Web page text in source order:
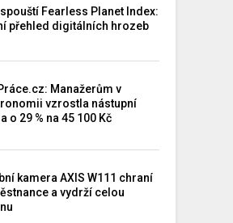
spouští Fearless Planet Index:
přehled digitálních hrozeb
Manažerům v
vzrostla nástupní
o 29 % na 45 100 Kč
kamera AXIS W111 chraní
a vydrží celou